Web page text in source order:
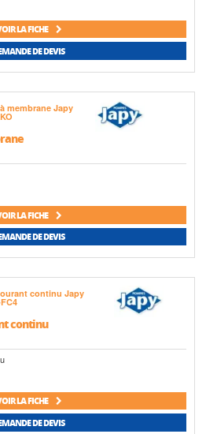
LA FICHE
DE DEVIS
LA FICHE
DE DEVIS
continu
LA FICHE
DE DEVIS